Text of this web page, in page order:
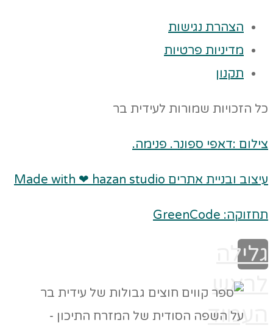
הצהרת נגישות
מדיניות פרטיות
תקנון
כל הזכויות שמורות לעידית בר
צילום :דאפי ספונר. פנימה.
עיצוב ובניית אתרים Made with ❤ hazan studio
תחזוקה: GreenCode
גלילה
לראש
העמוד